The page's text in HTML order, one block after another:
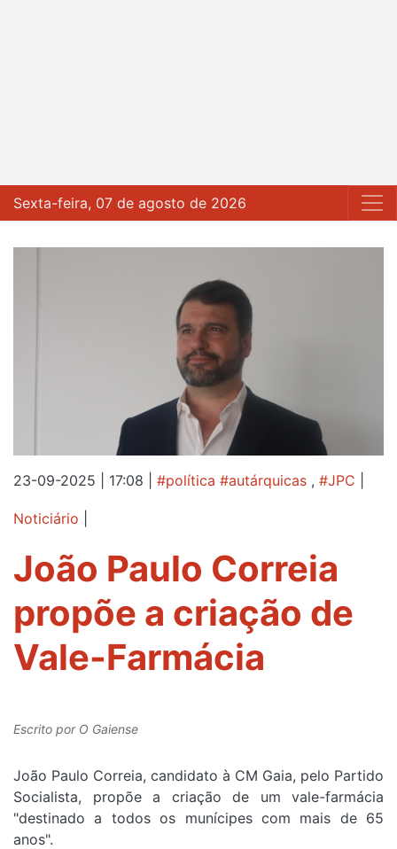
Sexta-feira, 07 de agosto de 2026
23-09-2025 | 17:08 #política #autárquicas , #JPC
Noticiário
João Paulo Correia
propõe a criação de
Vale-Farmácia
Escrito por O Gaiense
João Paulo Correia, candidato à CM Gaia, pelo Partido
Socialista, propõe a criação de um vale-farmácia
"destinado a todos os munícipes com mais de 65
anos".